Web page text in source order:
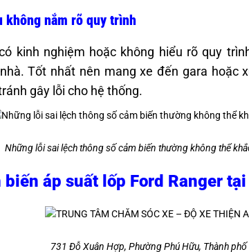
không nắm rõ quy trình
kinh nghiệm hoặc không hiểu rõ quy
Tốt nhất nên mang xe đến gara hoặc
gây lỗi cho hệ thống.
Những lỗi sai lệch thông số cảm biến thường không thể
áp suất lốp Ford Ranger
731 Đỗ Xuân Hợp, Phường Phú Hữu, Thành phố